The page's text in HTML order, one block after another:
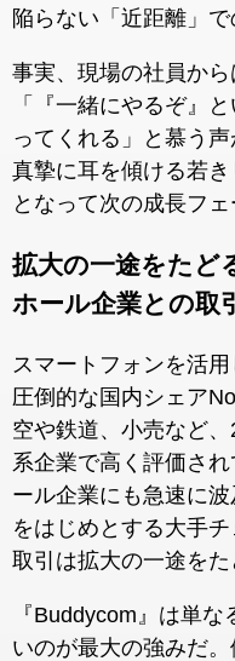
陥らない「近距離」で
事実、現場の社員から
「『一緒にやるぞ』
ってくれる」と慕う
真摯に耳を傾ける若
となって次の成長フ
拡大の一途をたど
ホール企業との取引
スマートフォンを活用
圧倒的な国内シェア
空や鉄道、小売など
系企業で高く評価さ
ール企業にも急速に
をはじめとする大手
取引は拡大の一途をた
『Buddycom』は単
いのが最大の強みだ